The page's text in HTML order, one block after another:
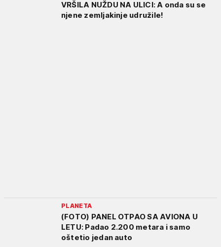
VRŠILA NUŽDU NA ULICI: A onda su se
njene zemljakinje udružile!
PLANETA
(FOTO) PANEL OTPAO SA AVIONA U
LETU: Padao 2.200 metara i samo
oštetio jedan auto